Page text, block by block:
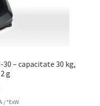
– capacitate 30 kg,
g
/ *ExW